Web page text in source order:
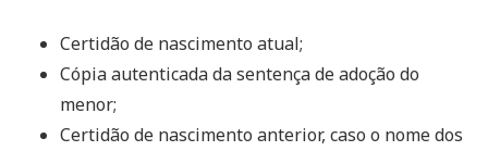
Certidão de nascimento atual;
Cópia autenticada da sentença de adoção do
menor;
Certidão de nascimento anterior, caso o nome dos